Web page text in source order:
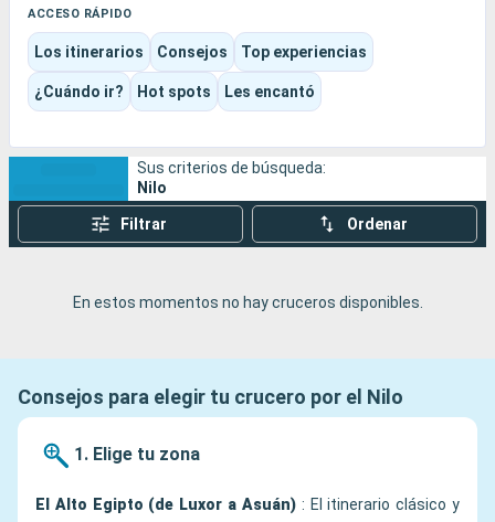
atmósfera más tranquila entre falucas, rocas de granito,
pueblos nubios y una excursión a Abu Simbel.
El destino combina con naturalidad historia antigua,
navegación pausada, luz dorada e inmersión cultural, en un
viaje en el que cada día te hace sentir que retrocedes en el
ACCESO RÁPIDO
Los itinerarios Consejos Top experiencias
¿Cuándo ir? Hot spots Les encantó
Sus criterios de búsqueda:
Nilo
Filtrar Ordenar
En estos momentos no hay cruceros disponibles.
Consejos para elegir tu crucero por el Nilo
1. Elige tu zona
El Alto Egipto (de Luxor a Asuán): El itinerario clásico y